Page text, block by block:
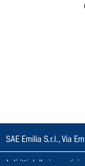
SAE Emilia S.r.l., Via
I diritti delle immagini